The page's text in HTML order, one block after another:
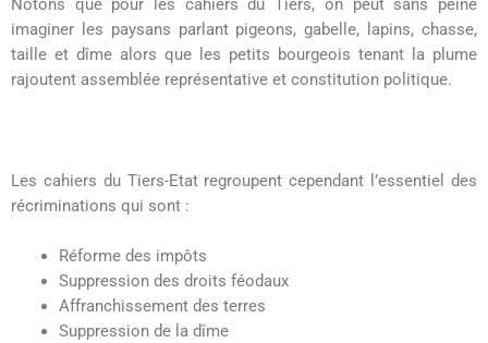
Notons que pour les cahiers du Tiers, on peut sans peine
imaginer les paysans parlant pigeons, gabelle, lapins, chasse,
taille et dîme alors que les petits bourgeois tenant la plume
rajoutent assemblée représentative et constitution politique.
Les cahiers du Tiers-Etat regroupent cependant l’essentiel des
récriminations qui sont :
Réforme des impôts
Suppression des droits féodaux
Affranchissement des terres
Suppression de la dîme